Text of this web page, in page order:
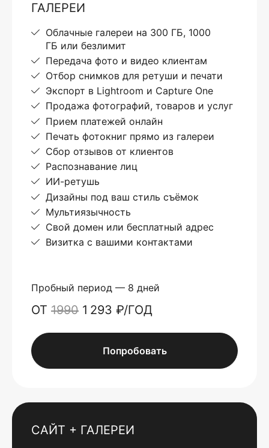
ГАЛЕРЕИ
Облачные галереи на 300 ГБ, 1000
ГБ или безлимит
Передача фото и видео клиентам
Отбор снимков для ретуши и печати
Экспорт в Lightroom и Capture One
Продажа фотографий, товаров и услуг
Прием платежей онлайн
Печать фотокниг прямо из галереи
Сбор отзывов от клиентов
Распознавание лиц
ИИ-ретушь
Дизайны под ваш стиль съёмок
Мультиязычность
Свой домен или бесплатный адрес
Визитка с вашими контактами
Пробный период — 8 дней
ОТ 1990 1 293 ₽/ГОД
Попробовать
САЙТ + ГАЛЕРЕИ